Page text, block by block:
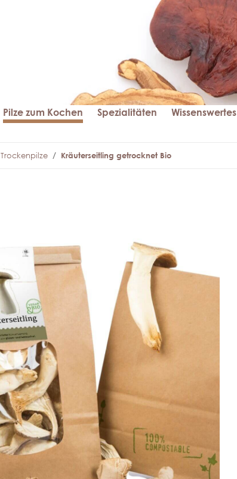
Pilze zum Kochen Spezialitäten Wissenswertes
Trockenpilze Kräuterseitling getrocknet Bio